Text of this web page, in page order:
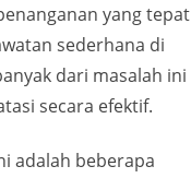
yang tepat
sederhana di
dari masalah ini
secara efektif.
adalah beberapa